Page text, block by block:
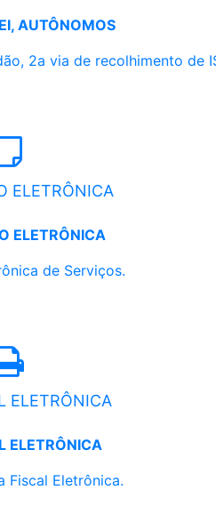
AUTÔNOMOS
2a via de recolhimento de
ELETRÔNICA
ELETRÔNICA
de Serviços.
ELETRÔNICA
ELETRÔNICA
Fiscal Eletrônica.